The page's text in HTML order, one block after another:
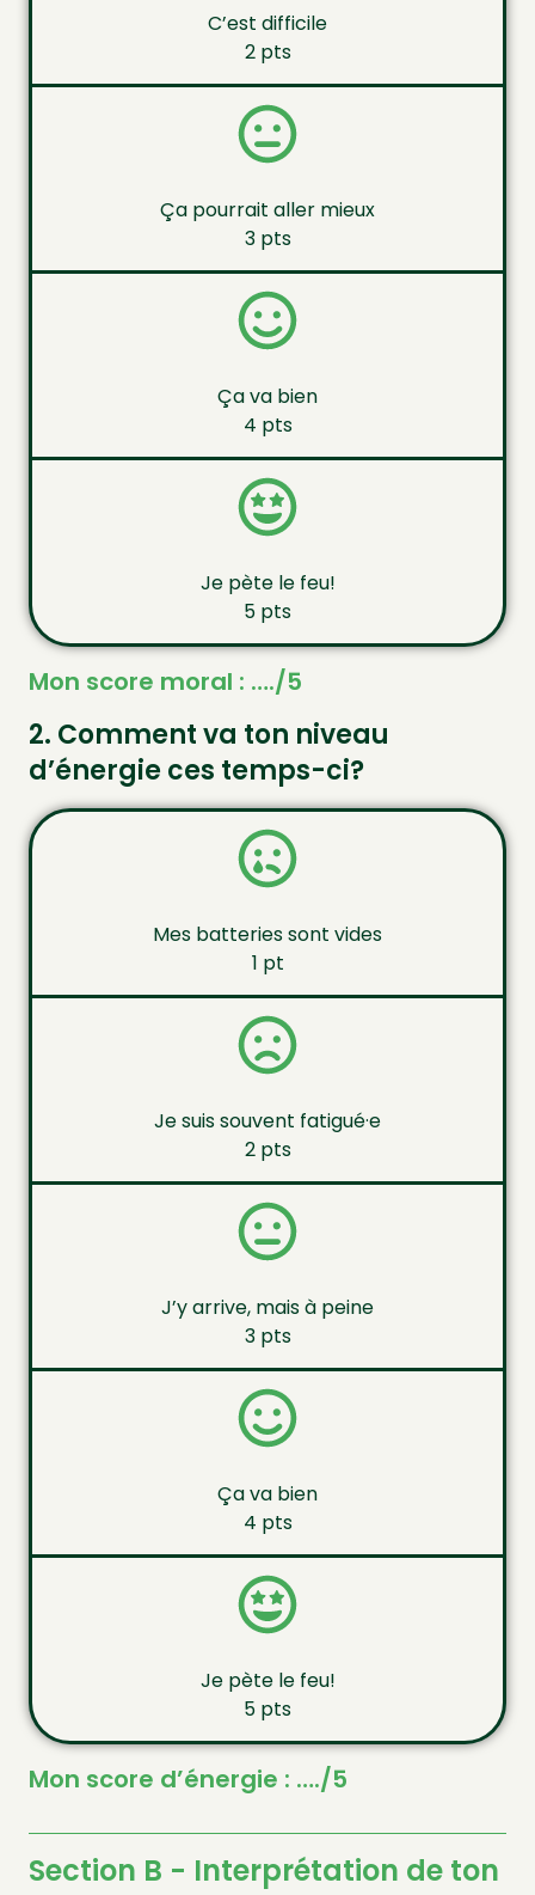
C’est difficile
2 pts
Ça pourrait aller mieux
3 pts
Ça va bien
4 pts
Je pète le feu!
5 pts
Mon score moral : …./5
2. Comment va ton niveau
d’énergie ces temps-ci?
Mes batteries sont vides
1 pt
Je suis souvent fatigué­·e
2 pts
J’y arrive, mais à peine
3 pts
Ça va bien
4 pts
Je pète le feu!
5 pts
Mon score d’énergie : …./5
Section B - Interprétation de ton